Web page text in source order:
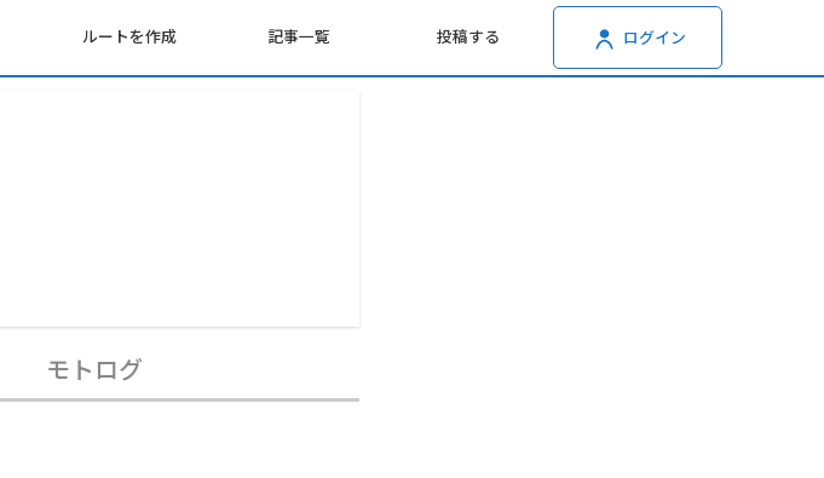
ルートを作成 記事一覧 投稿する ログイン
モトログ